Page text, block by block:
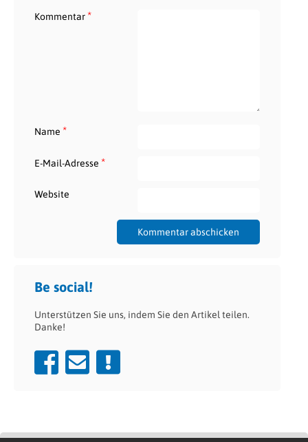
Kommentar*
Name *
E-Mail-Adresse *
Website
Be social!
Unterstützen Sie uns, indem Sie den Artikel teilen.
Danke!